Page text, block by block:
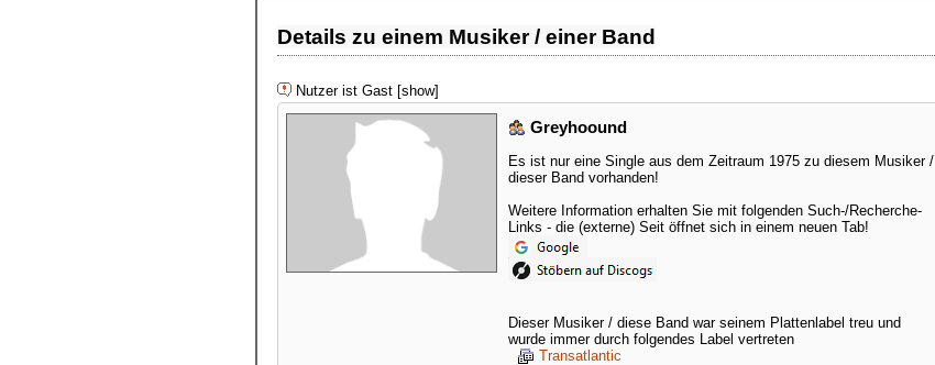
Details zu einem Musiker / einer Band
Nutzer ist Gast [show]
Greyhoound
Es ist nur eine Single aus dem Zeitraum 1975 zu diesem Musiker /
dieser Band vorhanden!
Weitere Information erhalten Sie mit folgenden Such-/Recherche-
Links - die (externe) Seit öffnet sich in einem neuen Tab!
Dieser Musiker / diese Band war seinem Plattenlabel treu und
wurde immer durch folgendes Label vertreten
Transatlantic